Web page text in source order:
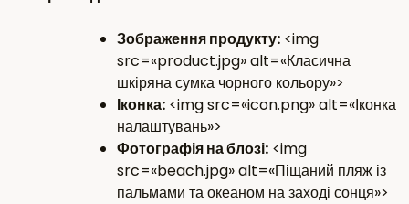
Зображення продукту: <img
src=«product.jpg» alt=«Класична
шкіряна сумка чорного кольору»>
Іконка: <img src=«icon.png» alt=«Іконка
налаштувань»>
Фотографія на блозі: <img
src=«beach.jpg» alt=«Піщаний пляж із
пальмами та океаном на заході сонця»>